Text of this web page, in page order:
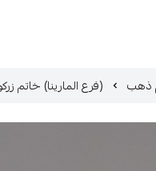
ذهب (فرع المارينا) خاتم زركون ذهب